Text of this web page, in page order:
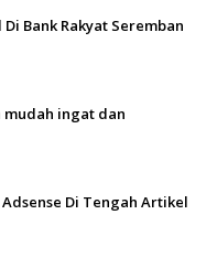
Bank Rakyat Seremban
mudah ingat dan
Di Tengah Artikel